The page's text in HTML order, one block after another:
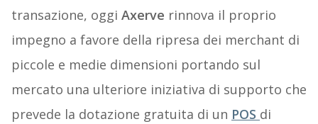
transazione, oggi Axerve rinnova il proprio
impegno a favore della ripresa dei merchant di
piccole e medie dimensioni portando sul
mercato una ulteriore iniziativa di supporto che
prevede la dotazione gratuita di un POS di